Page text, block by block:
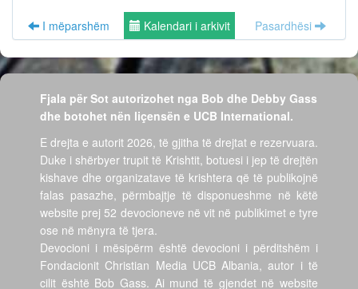
I mëparshëm Kalendari i arkivit Pasardhësi
Fjala për Sot autorizohet nga Bob dhe Debby Gass
dhe botohet nën liçensën e UCB International.
E drejta e autorit 2026, të gjitha të drejtat e rezervuara.
Duke i shërbyer trupit të Krishtit, botuesi i jep të drejtën
kishave dhe organizatave të krishtera që të publikojnë
falas pasazhe, përmbajtje të disponueshme në këtë
website prej 52 devocioneve në vit në publikimet e tyre
ose në mënyra të tjera.
Devocioni i mësipërm është devocioni i përditshëm i
Fondacionit Christian Media UCB Albania, autor i të
cilit është Bob Gass. Ai mund të gjendet në website